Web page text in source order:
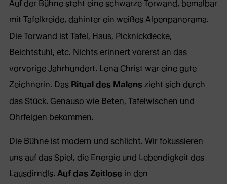
Auf der Bühne steht eine schwarze Torwand, bemalbar
mit Tafelkreide, dahinter ein weißes Alpenpanorama.
Die Torwand ist Tafel, Haus, Picknickdecke,
Beichtstuhl, etc. Nichts erinnert vorerst an das
vorvorige Jahrhundert. Lena Christ war eine gute
Zeichnerin. Das Ritual des Malenszieht sich durch
das Stück. Genauso wie Beten, Tafelwischen und
Ohrfeigen bekommen.
Die Bühne ist modern und schlicht. Wir fokussieren
uns auf das Spiel, die Energie und Lebendigkeit des
Lausdirndls. Auf das Zeitlose in den